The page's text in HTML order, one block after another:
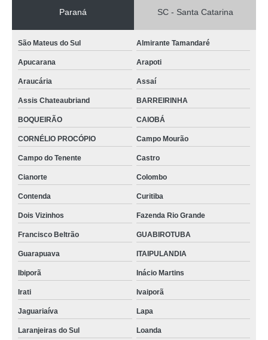
Paraná SC - Santa Catarina
São Mateus do Sul Almirante Tamandaré
Apucarana Arapoti
Araucária Assaí
Assis Chateaubriand BARREIRINHA
BOQUEIRÃO CAIOBÁ
CORNÉLIO PROCÓPIO Campo Mourão
Campo do Tenente Castro
Cianorte Colombo
Contenda Curitiba
Dois Vizinhos Fazenda Rio Grande
Francisco Beltrão GUABIROTUBA
Guarapuava ITAIPULANDIA
Ibiporã Inácio Martins
Irati Ivaiporã
Jaguariaíva Lapa
Laranjeiras do Sul Loanda